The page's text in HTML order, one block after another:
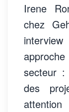
Irene
chez
secteur :
des